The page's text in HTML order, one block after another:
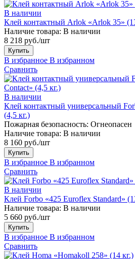
В наличии
Клей контактный Arlok «Arlok 35»
Наличие товара: В наличии
8 218 руб./шт
Купить
В избранное В избранном
Сравнить
В наличии
Клей контактный универсальный
(4,5 кг.)
Пожарная безопасность: Огнеопасен
Наличие товара: В наличии
8 160 руб./шт
Купить
В избранное В избранном
Сравнить
В наличии
Клей Forbo «425 Euroflex Standard»
Наличие товара: В наличии
5 660 руб./шт
Купить
В избранное В избранном
Сравнить